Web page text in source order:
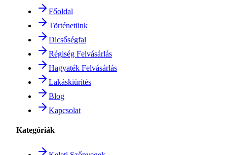
Főoldal
Történetünk
Dicsőségfal
Régiség Felvásárlás
Hagyaték Felvásárlás
Lakáskiürítés
Blog
Kapcsolat
Kategóriák